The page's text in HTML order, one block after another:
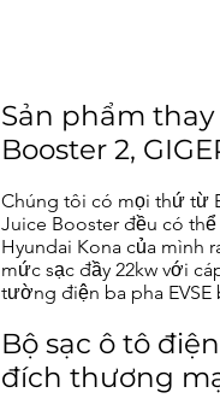
Sản phẩm
Booster 2,
Chúng tôi có mọi thứ từ
Juice Booster đều có
Hyundai Kona của mình
mức sạc đầy 22kw với
tường điện ba pha
Bộ sạc ô tô
đích thương